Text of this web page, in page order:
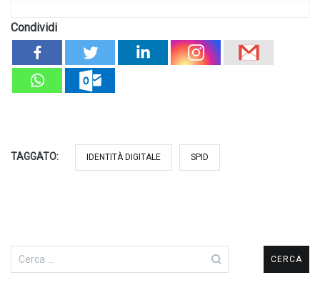
Condividi
TAGGATO: IDENTITÀ DIGITALE SPID
per: